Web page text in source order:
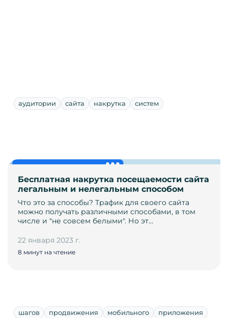
аудитории сайта накрутка систем
Бесплатная накрутка посещаемости сайта
легальным и нелегальным способом
Что это за способы? Трафик для своего сайта
можно получать различными способами, в том
числе и "не совсем белыми". Но эт…
22 января 2023 г.
8 минут на чтение
шагов продвижения мобильного приложения